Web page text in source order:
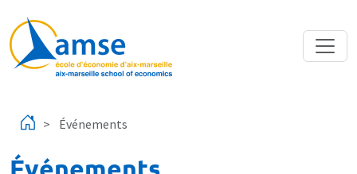
Événements